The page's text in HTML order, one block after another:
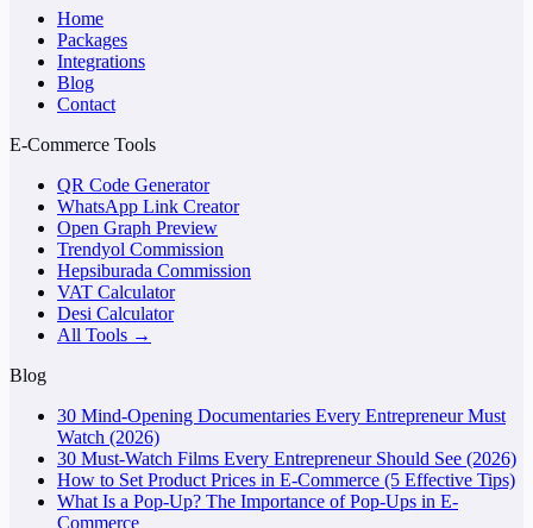
Home
Packages
Integrations
Blog
Contact
E-Commerce Tools
QR Code Generator
WhatsApp Link Creator
Open Graph Preview
Trendyol Commission
Hepsiburada Commission
VAT Calculator
Desi Calculator
All Tools →
Blog
30 Mind-Opening Documentaries Every Entrepreneur Must
Watch (2026)
30 Must-Watch Films Every Entrepreneur Should See (2026)
How to Set Product Prices in E-Commerce (5 Effective Tips)
What Is a Pop-Up? The Importance of Pop-Ups in E-
Commerce